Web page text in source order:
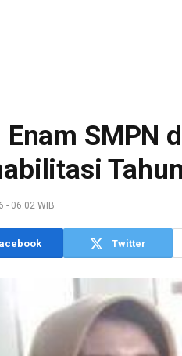
SMPN
- 06:02 WIB
Twitter